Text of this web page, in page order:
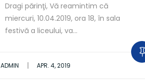
Dragi părinţi, Vă reamintim că
miercuri, 10.04.2019, ora 18, în sala
festivă a liceului, va…
ADMIN | APR. 4, 2019